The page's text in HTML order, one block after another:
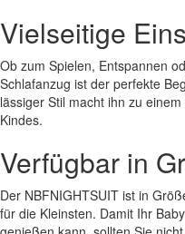
Vielseitige
Ob zum Spielen, Entspannen
Schlafanzug ist der perfekte
lässiger Stil macht ihn zu
Kindes.
Verfügbar in
Der NBFNIGHTSUIT ist in
für die Kleinsten. Damit Ihr